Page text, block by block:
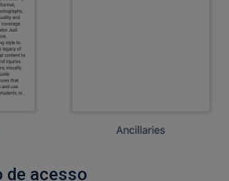
de acesso